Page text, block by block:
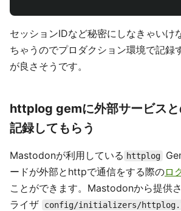
セッションIDなど秘密にしなきゃいけ
ちゃうのでプロダクション環境で記録
が良さそうです。
httplog gemに外部サービスと
記録してもらう
Mastodonが利用している httplog
ードが外部とhttpで通信をする際のロ
ことができます。Mastodonから提供
ライザ
config/initializers/